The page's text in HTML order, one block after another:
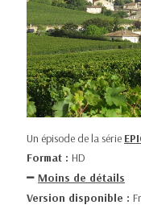
Un épisode de la série
Format : HD
Moins de détails
Version disponible :